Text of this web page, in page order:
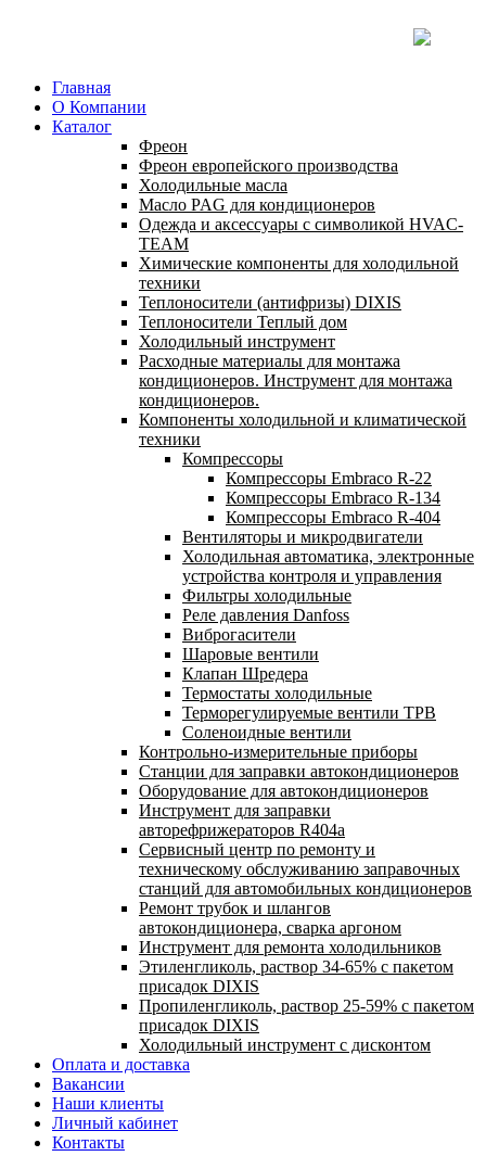
Главная
О Компании
Каталог
Фреон
Фреон европейского производства
Холодильные масла
Масло PAG для кондиционеров
Одежда и аксессуары с символикой HVAC-
TEAM
Химические компоненты для холодильной
техники
Теплоносители (антифризы) DIXIS
Теплоносители Теплый дом
Холодильный инструмент
Расходные материалы для монтажа
кондиционеров. Инструмент для монтажа
кондиционеров.
Компоненты холодильной и климатической
техники
Компрессоры
Компрессоры Embraco R-22
Компрессоры Embraco R-134
Компрессоры Embraco R-404
Вентиляторы и микродвигатели
Холодильная автоматика, электронные
устройства контроля и управления
Фильтры холодильные
Реле давления Danfoss
Виброгасители
Шаровые вентили
Клапан Шредера
Термостаты холодильные
Терморегулируемые вентили ТРВ
Соленоидные вентили
Контрольно-измерительные приборы
Станции для заправки автокондиционеров
Оборудование для автокондиционеров
Инструмент для заправки
авторефрижераторов R404a
Сервисный центр по ремонту и
техническому обслуживанию заправочных
станций для автомобильных кондиционеров
Ремонт трубок и шлангов
автокондиционера, сварка аргоном
Инструмент для ремонта холодильников
Этиленгликоль, раствор 34-65% с пакетом
присадок DIXIS
Пропиленгликоль, раствор 25-59% с пакетом
присадок DIXIS
Холодильный инструмент с дисконтом
Оплата и доставка
Вакансии
Наши клиенты
Личный кабинет
Контакты